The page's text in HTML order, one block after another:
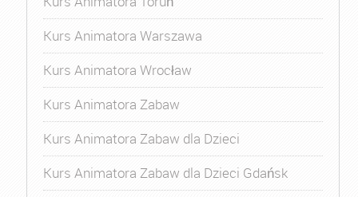
Kurs Animatora Warszawa
Kurs Animatora Wrocław
Kurs Animatora Zabaw
Kurs Animatora Zabaw dla Dzieci
Kurs Animatora Zabaw dla Dzieci Gdańsk